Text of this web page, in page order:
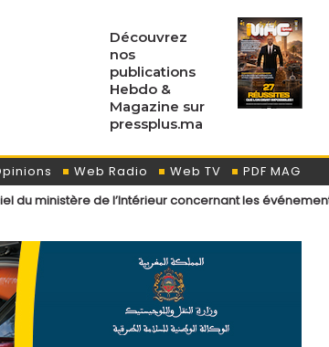
Découvrez
nos
publications
Hebdo &
Magazine sur
pressplus.ma
Web Radio Web TV
PDF MAG
concernant les événements récemment